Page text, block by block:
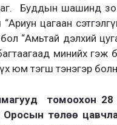
Буддын шашинд
цагаан
“Амьтай дэлхий
багтаагаад минийх
юм тэгш тэнэгэр
томоохон 28
төлөө